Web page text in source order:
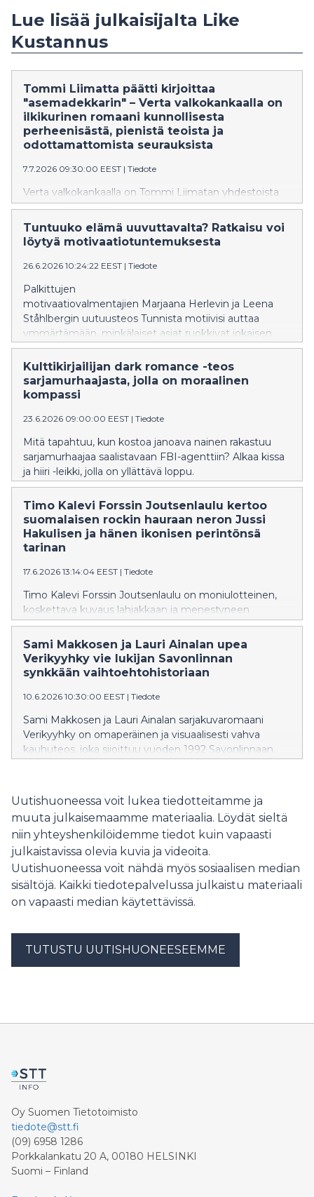
Lue lisää julkaisijalta Like
Kustannus
Tommi Liimatta päätti kirjoittaa
"asemadekkarin" – Verta valkokankaalla on
ilkikurinen romaani kunnollisesta
perheenisästä, pienistä teoista ja
odottamattomista seurauksista
7.7.2026 09:30:00 EEST | Tiedote
Verta valkokankaalla on Tommi Liimatan yhdestoista
romaani ja kertoo Hyytjärven suljetulla
rautatieasemalla vuosittain järjestettävästä
kauhuelokuvafestivaalista sekä eräästä lapsiperheestä,
joka muuttaa maalle.
Tuntuuko elämä uuvuttavalta? Ratkaisu voi
löytyä motivaatiotuntemuksesta
26.6.2026 10:24:22 EEST | Tiedote
Palkittujen
motivaatiovalmentajien Marjaana Herlevin ja Leena
Ståhlbergin uutuusteos Tunnista motiivisi auttaa
ymmärtämään, minkälaiset asiat ruokkivat jokaisen
yksilöllistä motivaatiota ja tekevät elämästä
mielekkään.
Kulttikirjailijan dark romance -teos
sarjamurhaajasta, jolla on moraalinen
kompassi
23.6.2026 09:00:00 EEST | Tiedote
Mitä tapahtuu, kun kostoa janoava nainen rakastuu
sarjamurhaajaa saalistavaan FBI-agenttiin? Alkaa kissa
ja hiiri -leikki, jolla on yllättävä loppu.
Timo Kalevi Forssin Joutsenlaulu kertoo
suomalaisen rockin hauraan neron Jussi
Hakulisen ja hänen ikonisen perintönsä
tarinan
17.6.2026 13:14:04 EEST | Tiedote
Timo Kalevi Forssin Joutsenlaulu on moniulotteinen,
koskettava kuvaus lahjakkaan ja menestyneen
lauluntekijän Jussi Hakulisen (1964–2022) elämästä.
Hakulinen teki läpimurtonsa Yö-yhtyeessä 1980-luvun
alussa, mutta jätti yhtyeen jo kahden levyn jälkeen ja
jatkoi soolouralle. Kirjassa sekä taiteilija itse että hänen
urasta ja elämästä, josta ei dramatiikkaa puuttunut.
Jussi Hakulinen kuoli kitara kädessään vain 57-
vuotiaana vuonna 2022.
Sami Makkosen ja Lauri Ainalan upea
Verikyyhky vie lukijan Savonlinnan
synkkään vaihtoehtohistoriaan
10.6.2026 10:30:00 EEST | Tiedote
Sami Makkosen ja Lauri Ainalan sarjakuvaromaani
Verikyyhky on omaperäinen ja visuaalisesti vahva
kauhuteos, joka sijoittuu vuoden 1992 Savonlinnaan.
jonka lukija pääsee kokemaan myös QR-koodien
taakse sijoitetun äänimaiseman avulla. Kirjan musiikista
vastaa Lauri Ainalan johtama Harju-yhtye, ja siitä
julkaistaan laajennettu soundtrack-albumi, jonka tuo
markkinoille Svart Records.
Uutishuoneessa voit lukea tiedotteitamme ja
muuta julkaisemaamme materiaalia. Löydät sieltä
niin yhteyshenkilöidemme tiedot kuin vapaasti
julkaistavissa olevia kuvia ja videoita.
Uutishuoneessa voit nähdä myös sosiaalisen median
sisältöjä. Kaikki tiedotepalvelussa julkaistu materiaali
on vapaasti median käytettävissä.
TUTUSTU UUTISHUONEESEEMME
Oy Suomen Tietotoimisto
tiedote@stt.fi
(09) 6958 1286
Porkkalankatu 20 A, 00180 HELSINKI
Suomi – Finland